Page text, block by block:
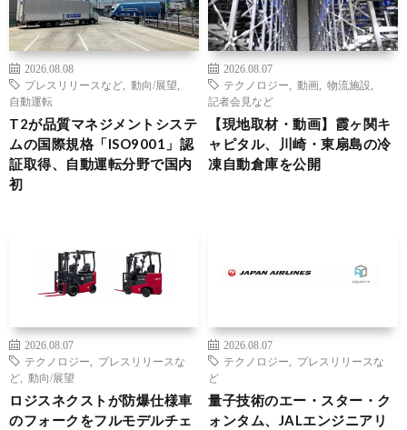
2026.08.08
プレスリリースなど
動向/展望
自動運転
T2が品質マネジメントシステ
ムの国際規格「ISO9001」認
証取得、自動運転分野で国内
初
2026.08.07
テクノロジー
動画 物流施設
記者会見など
【現地取材・動画】霞ヶ関キ
ャピタル、川崎・東扇島の冷
凍自動倉庫を公開
2026.08.07
テクノロジー
プレスリリースな
ど
動向/展望
ロジスネクストが防爆仕様車
のフォークをフルモデルチェ
2026.08.07
テクノロジー
プレスリリースな
ど
量子技術のエー・スター・ク
ォンタム、JALエンジニアリ